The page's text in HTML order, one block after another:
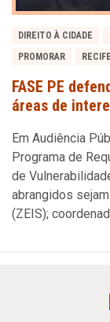
DIREITO À CIDADE
PROMORAR
RECIFE
FASE PE
áreas de
Em Audiência
Programa de
de
abrangidos
(ZEIS);